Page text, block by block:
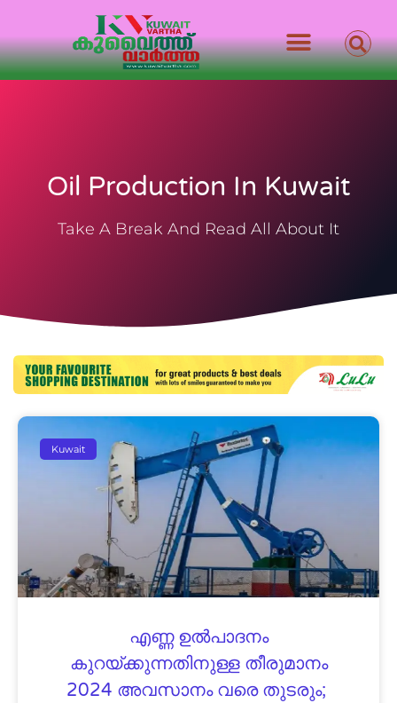
Oil Production In Kuwait
Take A Break And Read All About It
Kuwait
എ​ണ്ണ ഉ​ൽ​പാ​ദ​നം
കുറയ്ക്കുന്നതിനുള്ള തീ​രു​മാ​നം
2024 അ​വ​സാ​നം വ​രെ തു​ട​രും; ​